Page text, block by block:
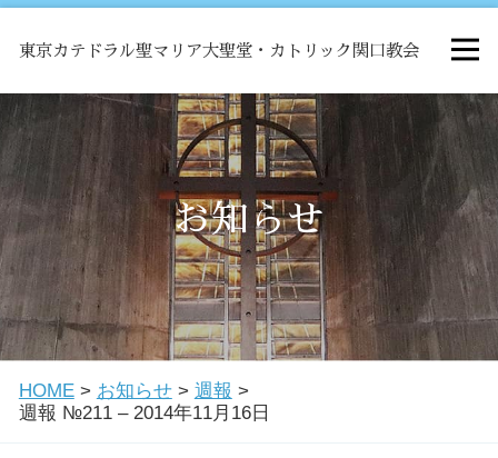
東京カテドラル聖マリア大聖堂・カトリック関口教会
HOME
ミサ
お知らせ
関口教会について
教会学校・中高生会
お知らせ
HOME> お知らせ> 週報 >
週報 №211 – 2014年11月16日